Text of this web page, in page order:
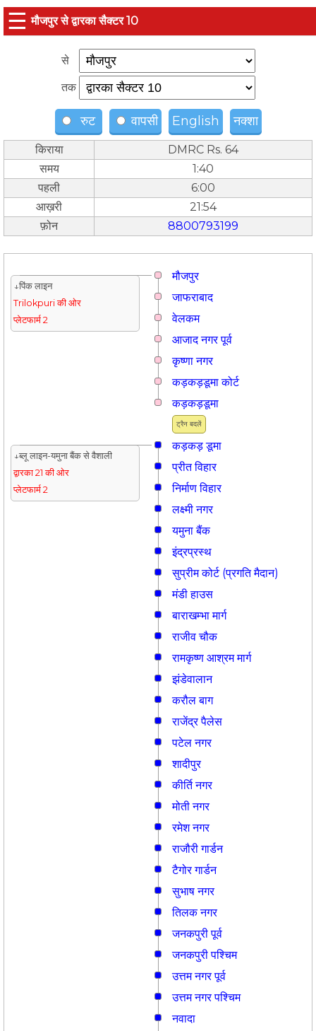
☰ मौजपुर से द्वारका सैक्टर 10
से
तक
रुट वापसी English नक्शा
किराया
DMRC Rs. 64
समय
1:40
पहली
6:00
आख़री
21:54
फ़ोन
8800793199
मौजपुर
↓पिंक लाइन
Trilokpuri की ओर
प्लेटफार्म 2
जाफराबाद
वेलकम
आजाद नगर पूर्व
कृष्णा नगर
कड़कड़डूमा कोर्ट
ट्रैन बदलें
कड़कड़डूमा
कड़कड़ डूमा
↓ब्लू लाइन-यमुना बैंक से वैशाली
द्वारका 21 की ओर
प्लेटफार्म 2
प्रीत विहार
निर्माण विहार
लक्ष्मी नगर
यमुना बैंक
इंद्रप्रस्थ
सुप्रीम कोर्ट (प्रगति मैदान)
मंडी हाउस
बाराखम्भा मार्ग
राजीव चौक
रामकृष्ण आश्रम मार्ग
झंडेवालान
करौल बाग
राजेंद्र पैलेस
पटेल नगर
शादीपुर
कीर्ति नगर
मोती नगर
रमेश नगर
राजौरी गार्डन
टैगोर गार्डन
सुभाष नगर
तिलक नगर
जनकपुरी पूर्व
जनकपुरी पश्चिम
उत्तम नगर पूर्व
उत्तम नगर पश्चिम
नवादा